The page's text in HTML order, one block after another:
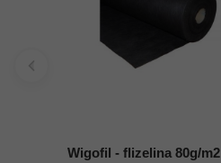
Wigofil - flizelina 80g/m2